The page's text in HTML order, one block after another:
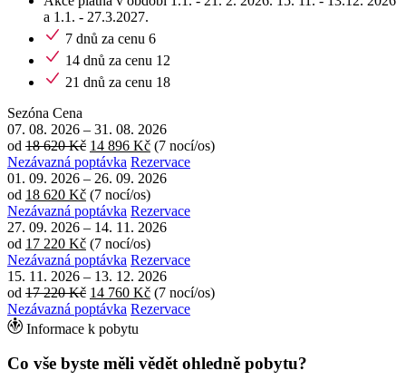
a 1.1. - 27.3.2027.
7 dnů za cenu 6
14 dnů za cenu 12
21 dnů za cenu 18
Sezóna Cena
07. 08. 2026 – 31. 08. 2026
od 18 620 Kč 14 896 Kč (7 nocí/os)
Nezávazná poptávka Rezervace
01. 09. 2026 – 26. 09. 2026
od 18 620 Kč (7 nocí/os)
Nezávazná poptávka Rezervace
27. 09. 2026 – 14. 11. 2026
od 17 220 Kč (7 nocí/os)
Nezávazná poptávka Rezervace
15. 11. 2026 – 13. 12. 2026
od 17 220 Kč 14 760 Kč (7 nocí/os)
Nezávazná poptávka Rezervace
Informace k pobytu
Co vše byste měli vědět ohledně pobytu?